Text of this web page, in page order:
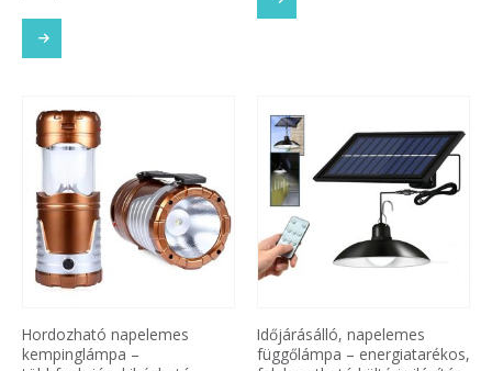
Hordozható napelemes
kempinglámpa –
Időjárásálló, napelemes
függőlámpa – energiatarékos,